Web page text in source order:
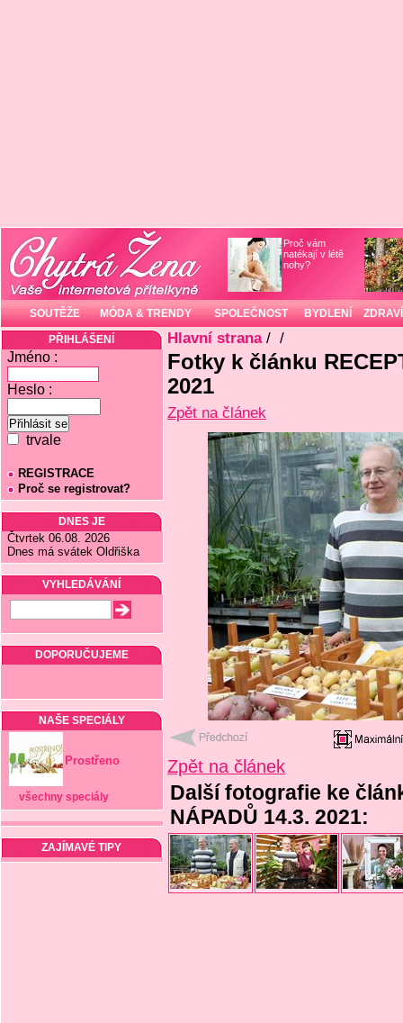
Proč vám
natékají v létě
nohy?
SOUTĚŽE MÓDA & TRENDY SPOLEČNOST BYDLENÍ ZDRAVÍ
PŘIHLÁŠENÍ
Jméno :
Heslo :
trvale
REGISTRACE
Proč se registrovat?
DNES JE
Čtvrtek 06.08. 2026
Dnes má svátek Oldřiška
VYHLEDÁVÁNÍ
DOPORUČUJEME
NAŠE SPECIÁLY
Prostřeno
všechny speciály
ZAJÍMAVÉ TIPY
Hlavní strana/ /
Fotky k článku
2021
Zpět na článek
Zpět na článek
Další fotografie ke
NÁPADŮ 14.3. 2021: